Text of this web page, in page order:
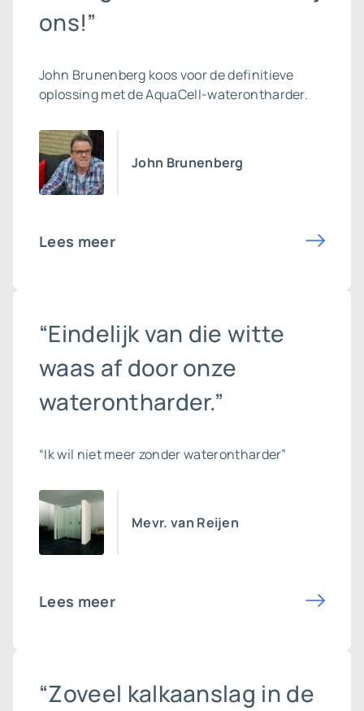
ons!”
John Brunenberg koos voor de definitieve
oplossing met de AquaCell-waterontharder.
John Brunenberg
Lees meer
“Eindelijk van die witte
waas af door onze
waterontharder.”
“Ik wil niet meer zonder waterontharder”
Mevr. van Reijen
Lees meer
“Zoveel kalkaanslag in de